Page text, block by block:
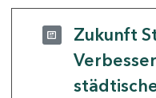
Zukunft